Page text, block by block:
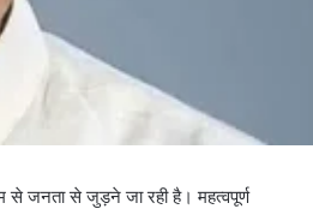
से जनता से जुड़ने जा रही है। महत्वपूर्ण